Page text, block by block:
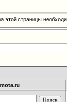
этой страницы